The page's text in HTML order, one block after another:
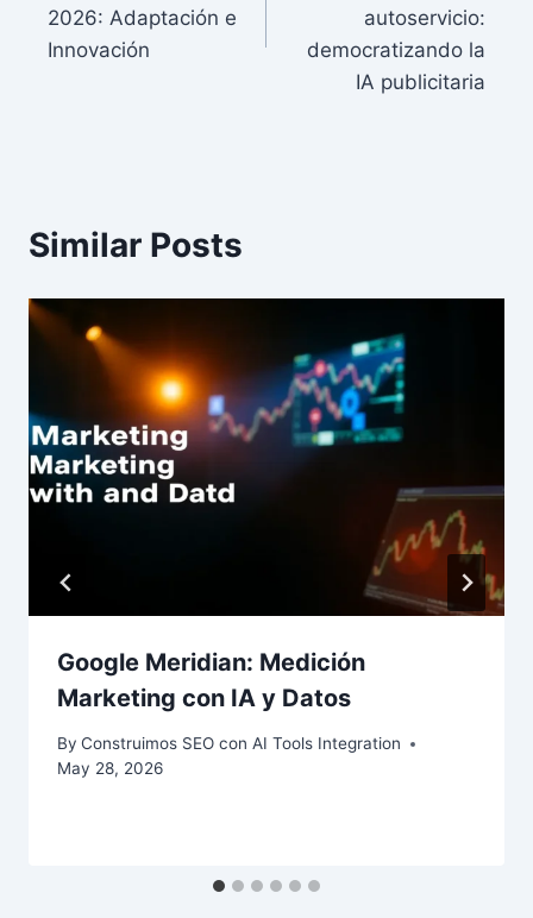
2026: Adaptación e
Innovación
autoservicio:
democratizando la
IA publicitaria
Similar Posts
Google Meridian: Medición
Marketing con IA y Datos
By Construimos SEO con AI Tools Integration
May 28, 2026